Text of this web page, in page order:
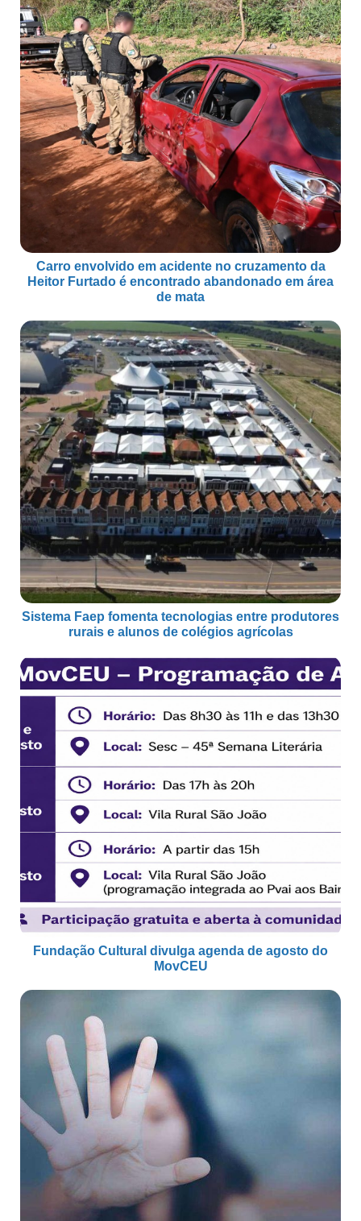
Carro envolvido em acidente no cruzamento da
Heitor Furtado é encontrado abandonado em área
de mata
Sistema Faep fomenta tecnologias entre produtores
rurais e alunos de colégios agrícolas
Fundação Cultural divulga agenda de agosto do
MovCEU